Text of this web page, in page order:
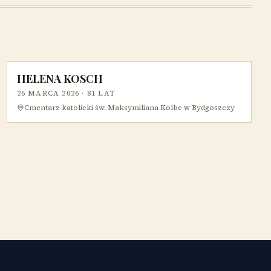
HELENA KOSCH
26 MARCA 2026 · 81 LAT
Cmentarz katolicki św. Maksymiliana Kolbe w Bydgoszczy